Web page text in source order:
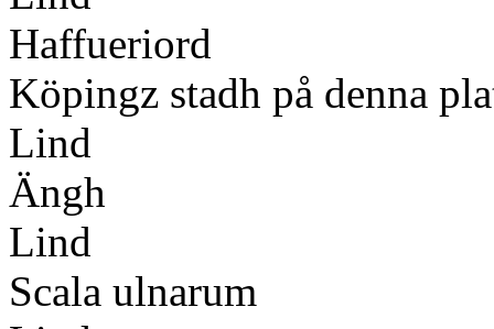
Haffueriord
Köpingz stadh på denna
Lind
Ängh
Lind
Scala ulnarum